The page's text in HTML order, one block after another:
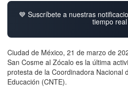
💙 Suscríbete a nuestras
tiempo real
Ciudad de México, 21 de marzo de
San Cosme al Zócalo es la última
protesta de la Coordinadora Nacional
Educación (CNTE).